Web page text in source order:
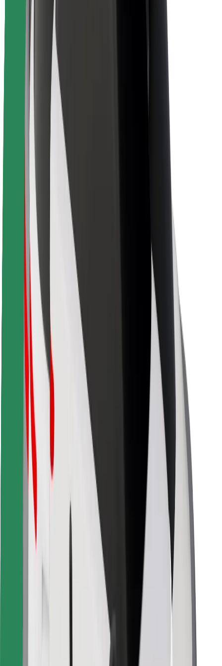
Sécurité des chauffeurs
Sécurité à trottinette
Safety Lab
Emplacements
Solutions pour les villes
Aéroports
Stations de charge Bolt
Pour les passagers
Pour les chauffeurs
Pour les livreurs
Bolt Food
Pour les propriétaires de flotte
Pour les restaurants
Bolt for Business
Autres
Fournisseurs
Conditions générales
Cookies
Sécurité
Obtenez un trajet en quelques minutes !
Télécharger l'appli Bolt
Retrouvez tous vos plats favoris !
Télécharger l'appli Bolt Food